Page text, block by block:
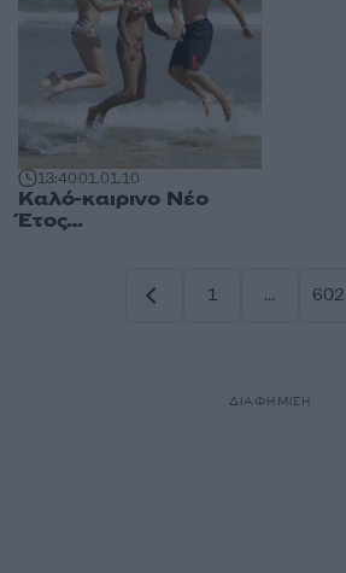
13:4001.01.10
Καλό-καιρινο Νέο
Έτος…
1
…
602
ΔΙΑΦΗΜΙΣΗ